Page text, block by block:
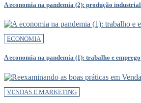
A economia na pandemia (2): produção industrial
ECONOMIA
A economia na pandemia (1): trabalho e emprego
VENDAS E MARKETING